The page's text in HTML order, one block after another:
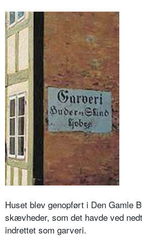
Huset blev genopført i Den Gamle
skævheder, som det havde ved
indrettet som garveri.